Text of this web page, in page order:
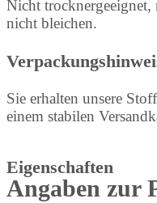
Nicht
nicht bleichen.
Sie erhalten unsere
einem stabilen
Eigenschaften
Angaben zur